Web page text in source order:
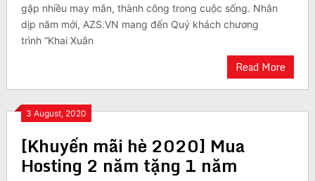
gặp nhiều may mắn, thành công trong cuộc sống. Nhân
dịp năm mới, AZS.VN mang đến Quý khách chương
trình “Khai Xuân
Read More
3 August, 2020
[Khuyến mãi hè 2020] Mua
Hosting 2 năm tặng 1 năm